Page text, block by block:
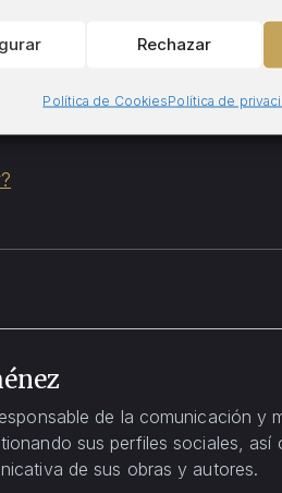
Rechazar
Política de CookiesPolítica de
de la comunicación y
sus perfiles sociales,
de sus obras y autores.